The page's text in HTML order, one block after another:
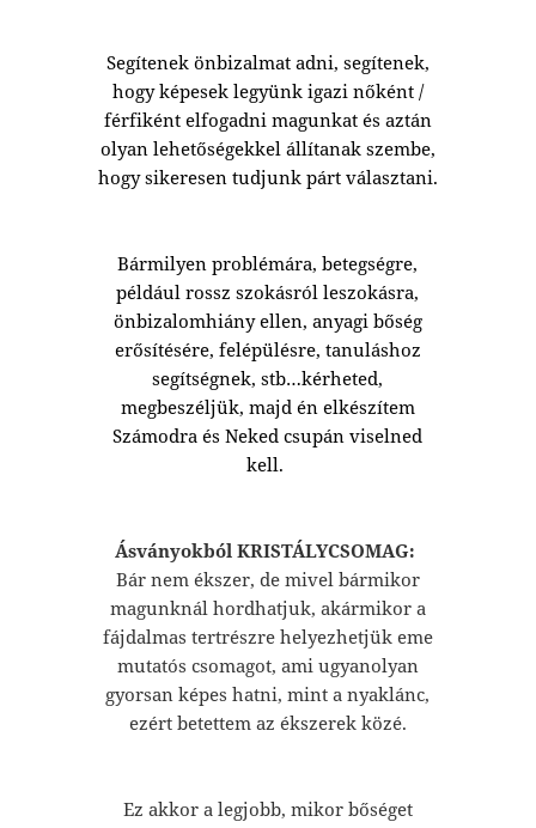
Segítenek önbizalmat adni, segítenek,
hogy képesek legyünk igazi nőként /
férfiként elfogadni magunkat és aztán
olyan lehetőségekkel állítanak szembe,
hogy sikeresen tudjunk párt választani.
Bármilyen problémára, betegségre,
például rossz szokásról leszokásra,
önbizalomhiány ellen, anyagi bőség
erősítésére, felépülésre, tanuláshoz
segítségnek, stb…kérheted,
megbeszéljük, majd én elkészítem
Számodra és Neked csupán viselned
kell.
Ásványokból KRISTÁLYCSOMAG:
Bár nem ékszer, de mivel bármikor
magunknál hordhatjuk, akármikor a
fájdalmas tertrészre helyezhetjük eme
mutatós csomagot, ami ugyanolyan
gyorsan képes hatni, mint a nyaklánc,
ezért betettem az ékszerek közé.
Ez akkor a legjobb, mikor bőséget